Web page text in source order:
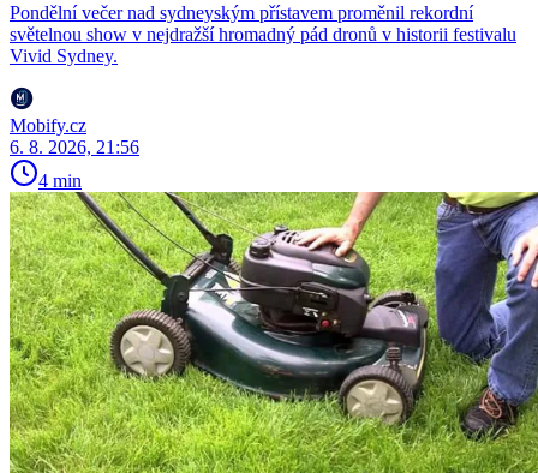
Pondělní večer nad sydneyským přístavem proměnil rekordní
světelnou show v nejdražší hromadný pád dronů v historii festivalu
Vivid Sydney.
Mobify.cz
6. 8. 2026, 21:56
4 min